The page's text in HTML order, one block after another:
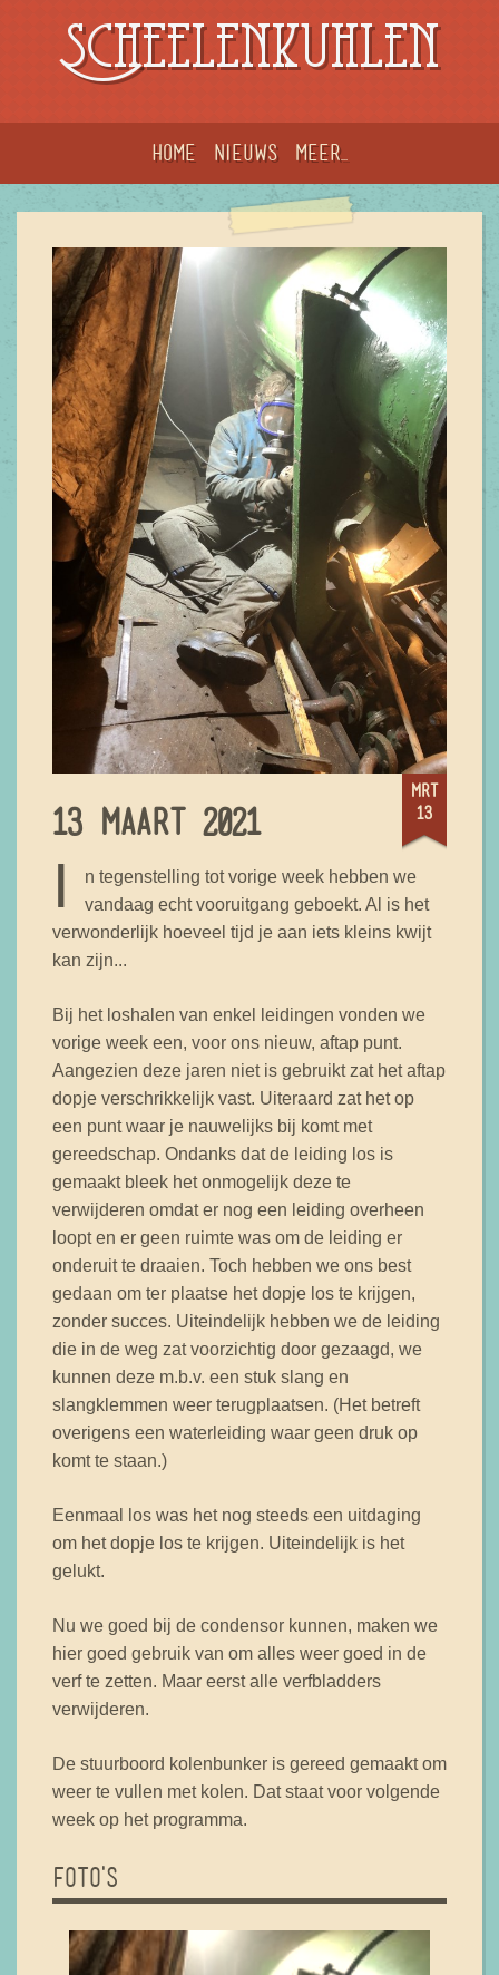
Scheelenkuhlen
Home Nieuws meer...
mrt
13
13 MAART 2021
I
n tegenstelling tot vorige week hebben we
vandaag echt vooruitgang geboekt. Al is het
verwonderlijk hoeveel tijd je aan iets kleins kwijt
kan zijn...
Bij het loshalen van enkel leidingen vonden we
vorige week een, voor ons nieuw, aftap punt.
Aangezien deze jaren niet is gebruikt zat het aftap
dopje verschrikkelijk vast. Uiteraard zat het op
een punt waar je nauwelijks bij komt met
gereedschap. Ondanks dat de leiding los is
gemaakt bleek het onmogelijk deze te
verwijderen omdat er nog een leiding overheen
loopt en er geen ruimte was om de leiding er
onderuit te draaien. Toch hebben we ons best
gedaan om ter plaatse het dopje los te krijgen,
zonder succes. Uiteindelijk hebben we de leiding
die in de weg zat voorzichtig door gezaagd, we
kunnen deze m.b.v. een stuk slang en
slangklemmen weer terugplaatsen. (Het betreft
overigens een waterleiding waar geen druk op
komt te staan.)
Eenmaal los was het nog steeds een uitdaging
om het dopje los te krijgen. Uiteindelijk is het
gelukt.
Nu we goed bij de condensor kunnen, maken we
hier goed gebruik van om alles weer goed in de
verf te zetten. Maar eerst alle verfbladders
verwijderen.
De stuurboord kolenbunker is gereed gemaakt om
weer te vullen met kolen. Dat staat voor volgende
week op het programma.
FOTO'S